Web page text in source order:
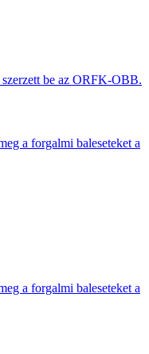
be az ORFK-OBB.
a forgalmi baleseteket a
a forgalmi baleseteket a